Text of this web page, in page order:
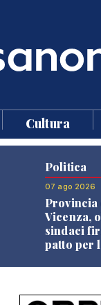
Cultura
Politica
07 ago 2026
Provincia
Vicenza,
sindaci
patto per